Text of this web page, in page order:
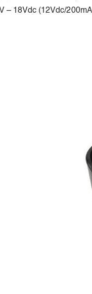
– 18Vdc (12Vdc/